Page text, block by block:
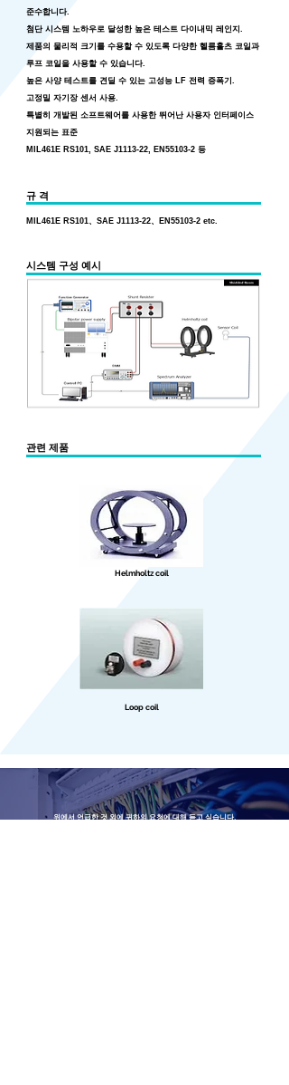
준수합니다.
첨단 시스템 노하우로 달성한 높은 테스트 다이내믹 레인지.
제품의 물리적 크기를 수용할 수 있도록 다양한 헬름홀츠 코일과
루프 코일을 사용할 수 있습니다.
높은 사양 테스트를 견딜 수 있는 고성능 LF 전력 증폭기.
고정밀 자기장 센서 사용.
특별히 개발된 소프트웨어를 사용한 뛰어난 사용자 인터페이스
지원되는 표준
MIL461E RS101, SAE J1113-22, EN55103-2 등
규 격
MIL461E RS101、SAE J1113-22、EN55103-2 etc.
시스템 구성 예시
​관련 제품
Helmholtz coil
Loop coil
위에서 언급한 것 외에 귀하의 요청에 대해 듣고 싶습니다.